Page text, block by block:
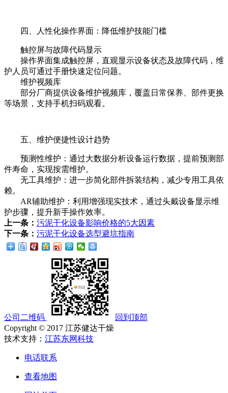
四、人性化操作界面：降低维护技能门槛
触控屏与故障代码显示
操作界面集成触控屏，直观显示设备状态及故障代码，维
护人员可通过手册快速定位问题。
维护视频库
部分厂商提供设备维护视频库，覆盖日常保养、部件更换
等场景，支持手机扫码观看。
五、维护便捷性设计趋势
预测性维护：通过大数据分析设备运行数据，提前预测部
件寿命，实现按需维护。
无工具维护：进一步简化部件拆装结构，减少专用工具依
赖。
AR辅助维护：利用增强现实技术，通过头戴设备显示维
护步骤，提升新手操作效率。
上一条： 污泥干化设备影响价格的5大因素
下一条： 污泥干化设备选型避坑指南
公司二维码
回到顶部
Copyright © 2017 江苏健达干燥
技术支持： 江苏东网科技
电话联系
查看地图